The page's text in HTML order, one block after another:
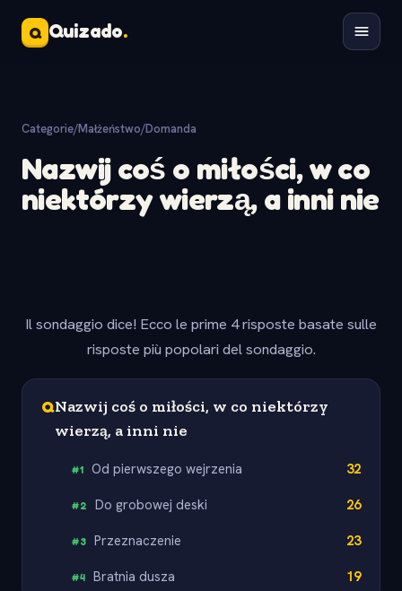
Q Quizado.
Categorie/Małżeństwo/Domanda
Nazwij coś o miłości, w co
niektórzy wierzą, a inni nie
Il sondaggio dice! Ecco le prime 4 risposte basate sulle
risposte più popolari del sondaggio.
QNazwij coś o miłości, w co niektórzy
wierzą, a inni nie
#1 Od pierwszego wejrzenia 32
#2 Do grobowej deski 26
#3 Przeznaczenie 23
#4 Bratnia dusza 19